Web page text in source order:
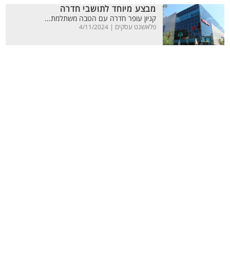
מבצע מיוחד לתושבי חדרה
קניון עופר חדרה עם הטבה משתלמת...
פלאשנט עסקים | 4/11/2024